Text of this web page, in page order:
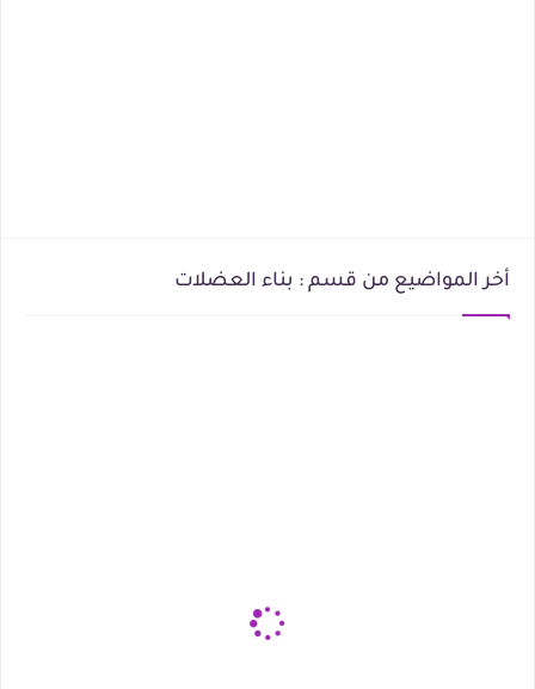
أخر المواضيع من قسم : بناء العضلات